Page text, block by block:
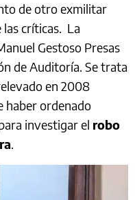
de otro exmilitar
las críticas. La
Gestoso Presas
de Auditoría. Se trata
en 2008
haber ordenado
investigar el robo
.